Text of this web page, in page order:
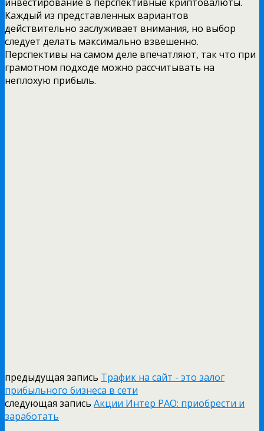
Каждый из представленных вариантов
действительно заслуживает внимания, но выбор
следует делать максимально взвешенно.
Перспективы на самом деле впечатляют, так что при
грамотном подходе можно рассчитывать на
неплохую прибыль.
предыдущая запись Трафик на сайт - это залог
прибыльного бизнеса в сети
следующая запись Акции Интер РАО: приобрести и
заработать